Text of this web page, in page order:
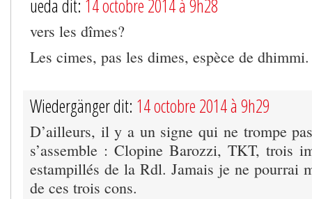
ueda dit: 14 octobre 2014 à 9h28
vers les dîmes?
Les cimes, pas les dimes, espèce de dhimmi.
Wiedergänger dit: 14 octobre 2014 à 9h29
D’ailleurs, il y a un signe qui ne trompe
s’assemble : Clopine Barozzi, TKT, trois
estampillés de la Rdl. Jamais je ne pourrai
de ces trois cons.